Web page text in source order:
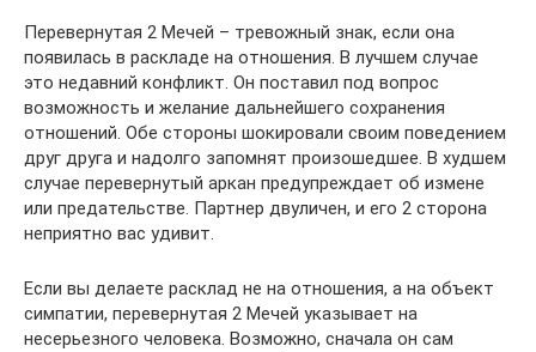
Перевернутая 2 Мечей – тревожный знак, если она
появилась в раскладе на отношения. В лучшем случае
это недавний конфликт. Он поставил под вопрос
возможность и желание дальнейшего сохранения
отношений. Обе стороны шокировали своим поведением
друг друга и надолго запомнят произошедшее. В худшем
случае перевернутый аркан предупреждает об измене
или предательстве. Партнер двуличен, и его 2 сторона
неприятно вас удивит.
Если вы делаете расклад не на отношения, а на объект
симпатии, перевернутая 2 Мечей указывает на
несерьезного человека. Возможно, сначала он сам